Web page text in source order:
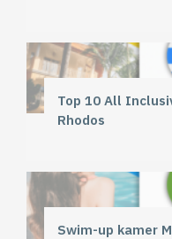
Top 10 All
Rhodos
Swim-up kamer